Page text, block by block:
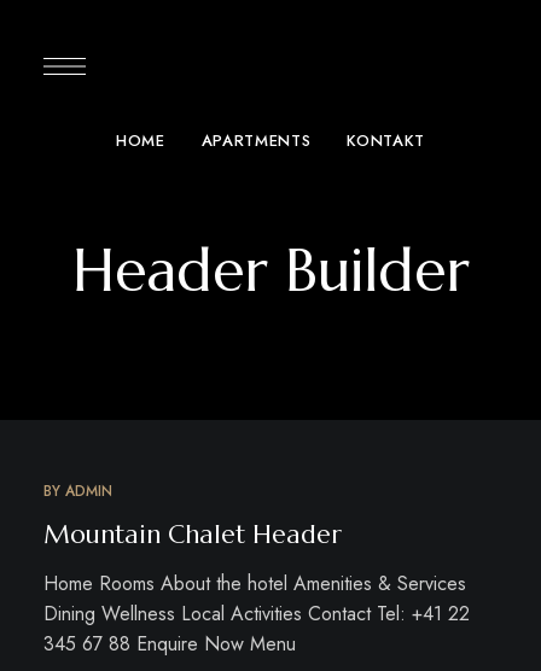
HOME APARTMENTS KONTAKT
Header Builder
BY ADMIN
Mountain Chalet Header
Home Rooms About the hotel Amenities & Services
Dining Wellness Local Activities Contact Tel: +41 22
345 67 88 Enquire Now Menu